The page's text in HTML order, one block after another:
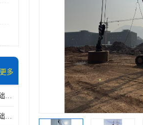
更多
黄山强夯公司 业峻强夯基础工程
万宁强夯施工 业峻强夯基础工程